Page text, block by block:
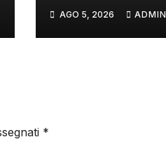
AGO 5, 2026 ADMIN
*